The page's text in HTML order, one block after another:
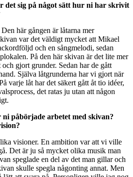
det sig på något sätt hur ni har skrivit
här gången är låtarna mer
var det väldigt mycket att Mikael
och en sångmelodi, sedan
På den här skivan är det lite mer
gjort grunder. Sedan har de gått
Själva låtgrunderna har vi gjort när
varje låt har det säkert gått åt tio idéer,
det ratas ju utan att någon
påbörjade arbetet med skivan?
visioner. En ambition var att vi ville
Det är ju så mycket olika musik man
speglade en del av det man gillar och
skulle spegla någonting annat. Men